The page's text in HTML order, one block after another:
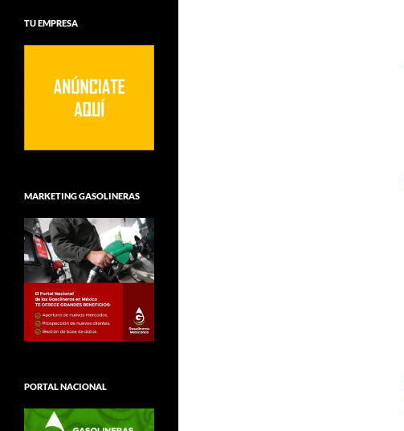
TU EMPRESA
MARKETING GASOLINERAS
PORTAL NACIONAL